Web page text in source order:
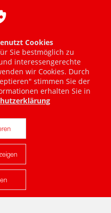
Cookies
Sie bestmöglich zu
interessengerechte
wir Cookies. Durch
stimmen Sie der
erhalten Sie in